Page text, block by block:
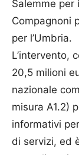
Salemme per
Compagnoni
per l’Umbria.
L’intervento,
20,5 milioni
nazionale
misura A1.2)
informativi
di servizi, ed